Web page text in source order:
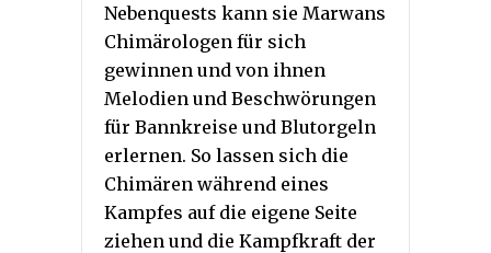
Nebenquests kann sie Marwans
Chimärologen für sich
gewinnen und von ihnen
Melodien und Beschwörungen
für Bannkreise und Blutorgeln
erlernen. So lassen sich die
Chimären während eines
Kampfes auf die eigene Seite
ziehen und die Kampfkraft der